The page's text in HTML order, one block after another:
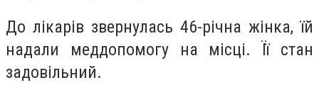
До лікарів звернулась 46-річна жінка, їй
надали меддопомогу на місці. Її стан
задовільний.